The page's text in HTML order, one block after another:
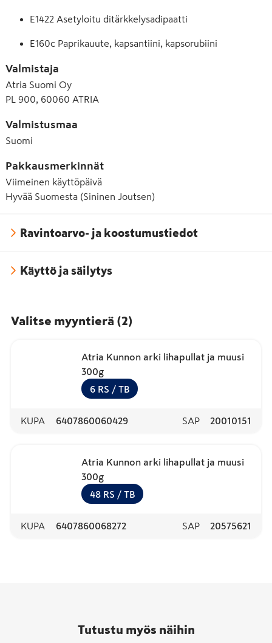
E1422 Asetyloitu ditärkkelysadipaatti
E160c Paprikauute, kapsantiini, kapsorubiini
Valmistaja
Atria Suomi Oy
PL 900, 60060 ATRIA
Valmistusmaa
Suomi
Pakkausmerkinnät
Viimeinen käyttöpäivä
Hyvää Suomesta (Sininen Joutsen)
Ravintoarvo- ja koostumustiedot
Käyttö ja säilytys
Valitse myyntierä (2)
Atria Kunnon arki lihapullat ja muusi
300g
6 RS / TB
KUPA 6407860060429 SAP 20010151
Atria Kunnon arki lihapullat ja muusi
300g
48 RS / TB
KUPA 6407860068272 SAP 20575621
Tutustu myös näihin